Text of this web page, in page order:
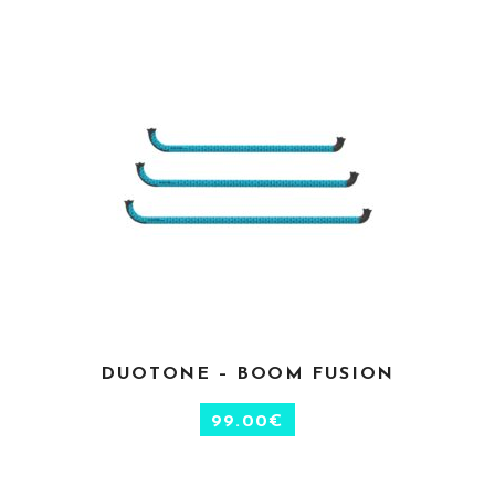
CHOIX DES OPTIONS
DUOTONE – BOOM FUSION
99.00€